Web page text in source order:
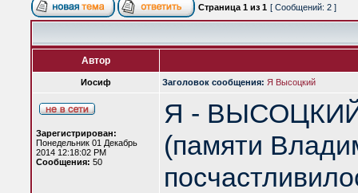
Страница 1 из 1 [ Сообщений: 2 ]
Автор
Иосиф Заголовок сообщения: Я Высоцкий
Зарегистрирован:
Понедельник 01 Декабрь
2014 12:18:02 PM
Сообщения: 50
Я -
(памяти